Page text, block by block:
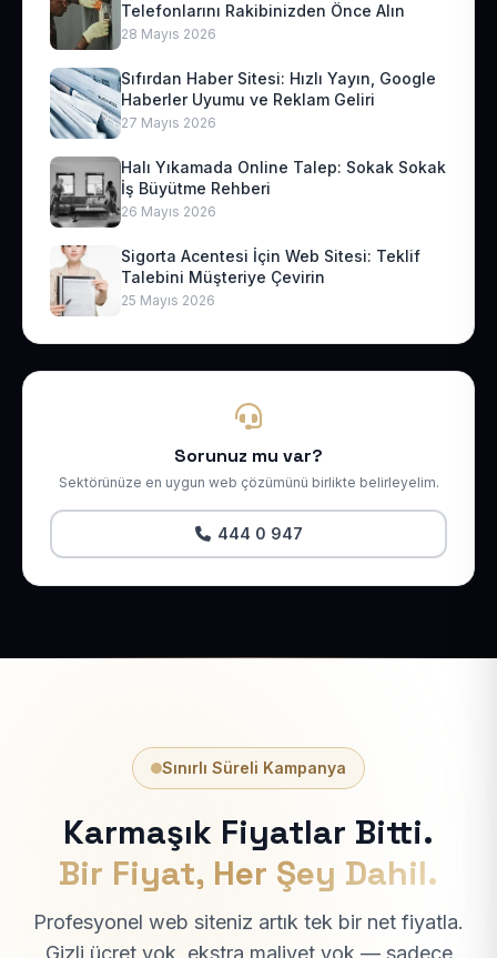
Telefonlarını Rakibinizden Önce Alın
28 Mayıs 2026
Sıfırdan Haber Sitesi: Hızlı Yayın, Google
Haberler Uyumu ve Reklam Geliri
27 Mayıs 2026
Halı Yıkamada Online Talep: Sokak Sokak
İş Büyütme Rehberi
26 Mayıs 2026
Sigorta Acentesi İçin Web Sitesi: Teklif
Talebini Müşteriye Çevirin
25 Mayıs 2026
Sorunuz mu var?
Sektörünüze en uygun web çözümünü birlikte belirleyelim.
444 0 947
Sınırlı Süreli Kampanya
Karmaşık Fiyatlar Bitti.
Bir Fiyat, Her Şey Dahil.
Profesyonel web siteniz artık tek bir net fiyatla.
Gizli ücret yok, ekstra maliyet yok — sadece